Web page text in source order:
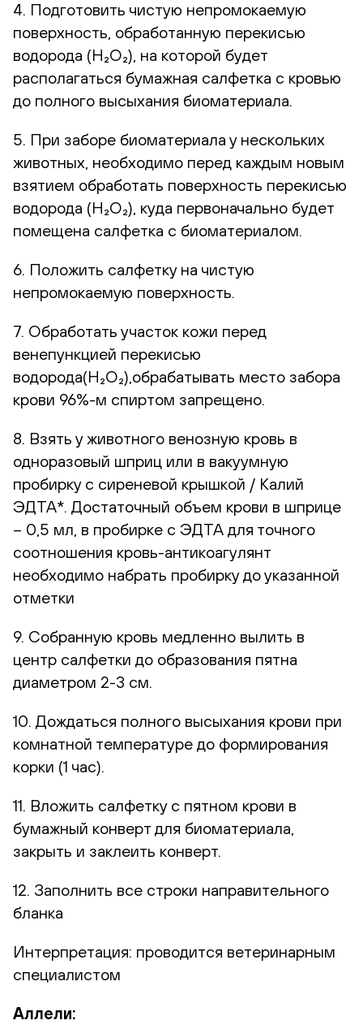
4. Подготовить чистую непромокаемую
поверхность, обработанную перекисью
водорода (H₂O₂), на которой будет
располагаться бумажная салфетка с кровью
до полного высыхания биоматериала.
5. При заборе биоматериала у нескольких
животных, необходимо перед каждым новым
взятием обработать поверхность перекисью
водорода (H₂O₂), куда первоначально будет
помещена салфетка с биоматериалом.
6. Положить салфетку на чистую
непромокаемую поверхность.
7. Обработать участок кожи перед
венепункцией перекисью
водорода(H₂O₂),обрабатывать место забора
крови 96%-м спиртом запрещено.
8. Взять у животного венозную кровь в
одноразовый шприц или в вакуумную
пробирку с сиреневой крышкой / Калий
ЭДТА*. Достаточный объем крови в шприце
– 0,5 мл, в пробирке с ЭДТА для точного
соотношения кровь-антикоагулянт
необходимо набрать пробирку до указанной
отметки
9. Собранную кровь медленно вылить в
центр салфетки до образования пятна
диаметром 2-3 см.
10. Дождаться полного высыхания крови при
комнатной температуре до формирования
корки (1 час).
11. Вложить салфетку с пятном крови в
бумажный конверт для биоматериала,
закрыть и заклеить конверт.
12. Заполнить все строки направительного
бланка
Интерпретация: проводится ветеринарным
специалистом
Аллели: